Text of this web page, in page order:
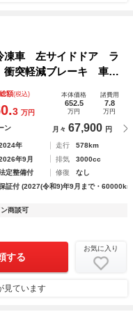
凍車 左サイドドア ラ
突軽減ブレーキ 車線
ックモニター Ｂｌｕ
アクセスキー ５ＭＴ
額(税込)
3 万円
本体価格
652.5
万円
諸費用
7.8
万円
ン 月々 67,900 円
年 走行
578km
年9月 排気
3000cc
定整備付 修復
なし
証付 (2027(令和9)年9月まで・
商談可
する
お気に入り
見ています